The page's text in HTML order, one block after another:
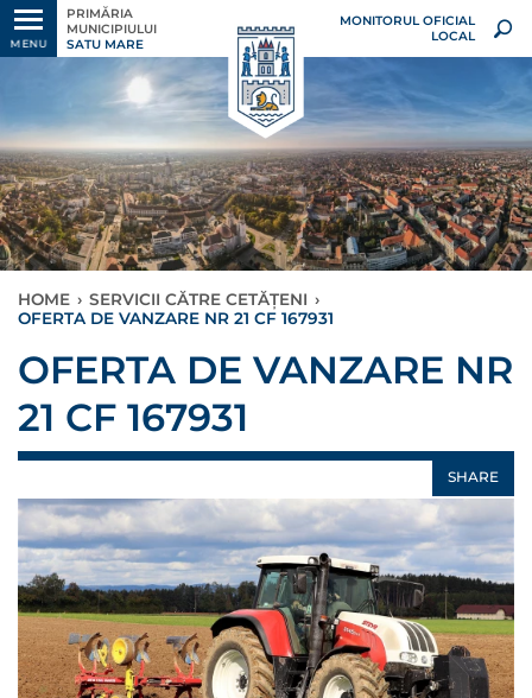
MENU
PRIMĂRIA
MUNICIPIULUI
SATU MARE
MONITORUL OFICIAL
LOCAL
HOME › SERVICII CĂTRE CETĂȚENI ›
OFERTA DE VANZARE NR 21 CF 167931
OFERTA DE VANZARE NR
21 CF 167931
SHARE